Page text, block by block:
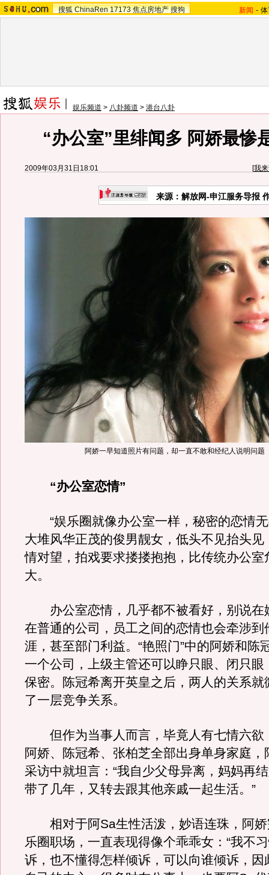
搜狐 ChinaRen 17173 焦点房地产 搜狗 新闻 -
娱乐频道 > 八卦频道 > 港台八卦
“办公室”里绯闻多 阿娇最惨
2009年03月31日18:01 [我
来源：解放网-申江服务导报
阿娇一早知道照片有问题，却一直不敢和经纪人说明问题
“办公室恋情”
“娱乐圈就像办公室一样，秘密的恋情无
大堆风华正茂的俊男靓女，低头不见抬头见
情对望，拍戏要求搂搂抱抱，比传统办公室
大。
办公室恋情，几乎都不被看好，别说在
在普通的公司，员工之间的恋情也会牵涉到
涯，甚至部门利益。“艳照门”中的阿娇和陈
一个公司，上级主管还可以睁只眼、闭只眼
保密。陈冠希离开英皇之后，两人的关系就
了一层竞争关系。
但作为当事人而言，毕竟人有七情六欲
阿娇、陈冠希、张柏芝全部出身单身家庭，
采访中就坦言：“我自少父母异离，妈妈再
带了几年，又转去跟其他亲戚一起生活。”
相对于阿Sa生性活泼，妙语连珠，阿娇
乐圈职场，一直表现得像个乖乖女：“我不
诉，也不懂得怎样倾诉，可以向谁倾诉，因